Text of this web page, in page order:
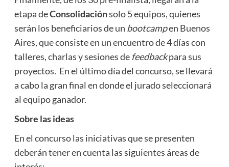
etapa deConsolidaciónsolo 5 equipos, quienes
serán los beneficiarios de un bootcampen Buenos
Aires,que consiste en un encuentro de 4 días con
talleres, charlas y sesiones de feedbackpara sus
proyectos. En el último día del concurso, se llevará
a cabo la gran final en donde el jurado seleccionará
al equipo ganador.
Sobre las ideas
En el concurso las iniciativas que se presenten
deberán tener en cuenta las siguientes áreas de